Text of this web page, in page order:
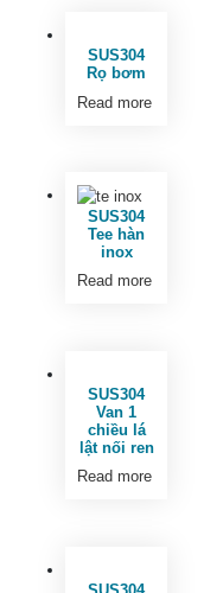
SUS304
Rọ bơm
Read more
SUS304
Tee hàn
inox
Read more
SUS304
Van 1
chiều lá
lật nối ren
Read more
SUS304